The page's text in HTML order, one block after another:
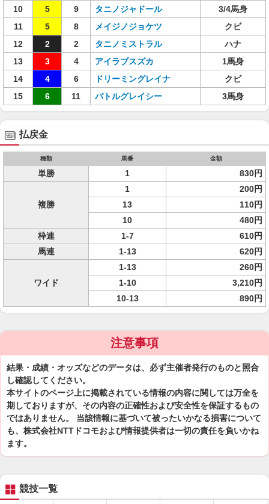
10
5 9 タニノジャドール
3/4馬身
11
5 8 メイジノジョケツ
クビ
12
2 2 タニノミストラル
ハナ
13
3 4 アイラブスズカ
1馬身
14
4 6 ドリーミングレイナ
クビ
15
6 11 バトルグレイシー 3馬身
払戻金
種類 馬番 金額
単勝 1 830円
複勝
1
200円
13
110円
10
480円
枠連
1-7
610円
馬連
1-13 620円
ワイド
1-13
260円
1-10
3,210円
10-13
890円
注意事項
結果・成績・オッズなどのデータは、必ず主催者発行のものと照合
し確認してください。
本サイトのページ上に掲載されている情報の内容に関しては万全を
期しておりますが、その内容の正確性および安全性を保証するもの
ではありません。 当該情報に基づいて被ったいかなる損害について
も、株式会社NTTドコモおよび情報提供者は一切の責任を負いかね
ます。
競技一覧